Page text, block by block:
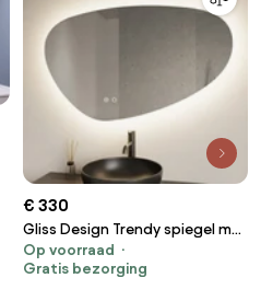
€ 330
Gliss Design Trendy spiegel met
LED-verlichting 60cm
Op voorraad
Gratis bezorging